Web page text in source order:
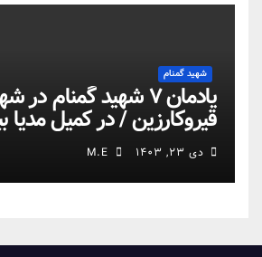
شهید گمنام
یادمان ۷ شهید گمنام
قیروکارزین / در کمیل مدیا
دی ۲۳, ۱۴۰۳